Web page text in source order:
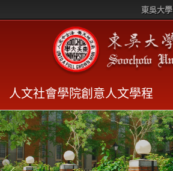
東吳大學
人文社會學院創意人文學程